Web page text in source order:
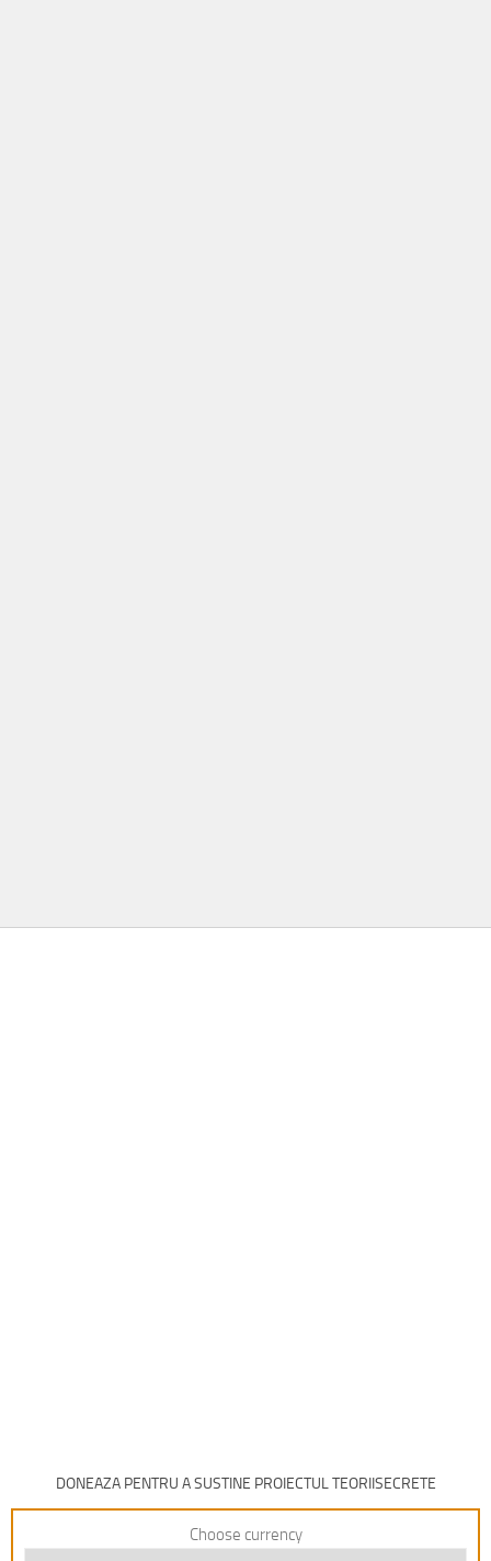
DONEAZA PENTRU A SUSTINE PROIECTUL TEORIISECRETE
Choose currency